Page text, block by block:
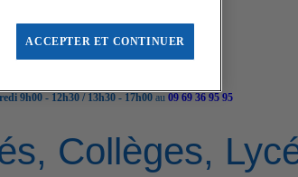
9h00 - 12h30 / 13h30 - 17h00 au 09 69 36 95 95
Collèges,
ACCEPTER ET CONTINUER